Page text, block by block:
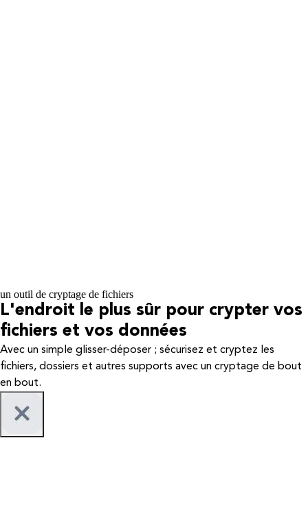
un outil de cryptage de fichiers
L'endroit le plus sûr pour crypter vos
fichiers et vos données
Avec un simple glisser-déposer ; sécurisez et cryptez les
fichiers, dossiers et autres supports avec un cryptage de bout
en bout.